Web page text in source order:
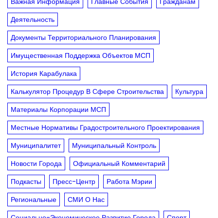
Деятельность
Документы Территориального Планирования
Имущественная Поддержка Объектов МСП
История Карабулака
Калькулятор Процедур В Сфере Строительства
Культура
Материалы Корпорации МСП
Местные Нормативы Градостроительного Проектирования
Муниципалитет
Муниципальный Контроль
Новости Города
Официальный Комментарий
Подкасты
Пресс-Центр
Работа Мэрии
Региональные
СМИ О Нас